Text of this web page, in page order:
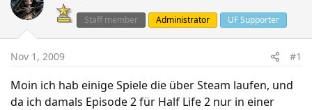
e
a
d
t
a
t
d
t
e
Staff member Administrator UF Supporter
Nov 1, 2009 #1
Moin ich hab einige Spiele die über Steam laufen, und
da ich damals Episode 2 für Half Life 2 nur in einer